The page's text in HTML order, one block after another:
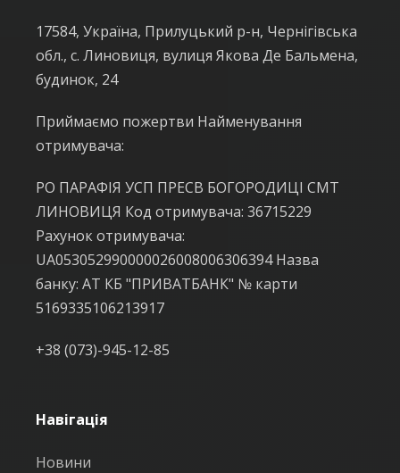
17584, Україна, Прилуцький р-н, Чернігівська
обл., с. Линовиця, вулиця Якова Де Бальмена,
будинок, 24
Приймаємо пожертви Найменування
отримувача:
РО ПАРАФІЯ УСП ПРЕСВ БОГОРОДИЦІ СМТ
ЛИНОВИЦЯ Код отримувача: 36715229
Рахунок отримувача:
UA053052990000026008006306394 Назва
банку: АТ КБ "ПРИВАТБАНК" № карти
5169335106213917
+38 (073)-945-12-85
Навігація
Новини